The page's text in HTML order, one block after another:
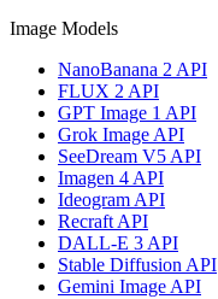
Image Models
NanoBanana 2 API
FLUX 2 API
GPT Image 1 API
Grok Image API
SeeDream V5 API
Imagen 4 API
Ideogram API
Recraft API
DALL-E 3 API
Stable Diffusion API
Gemini Image API